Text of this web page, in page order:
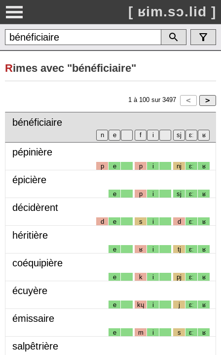
[ ʁim.sɔ.lid ]
Rimes avec "bénéficiaire"
1 à 100 sur 3497
bénéficiaire
pépinière
p e p i nj ɛː ʁ
épicière
e p i sj ɛː ʁ
décidèrent
d e s i d ɛː ʁ
héritière
e ʁ i tj ɛː ʁ
coéquipière
e k i pj ɛː ʁ
écuyère
e kɥ i j ɛː ʁ
émissaire
e m i s ɛː ʁ
salpêtrière